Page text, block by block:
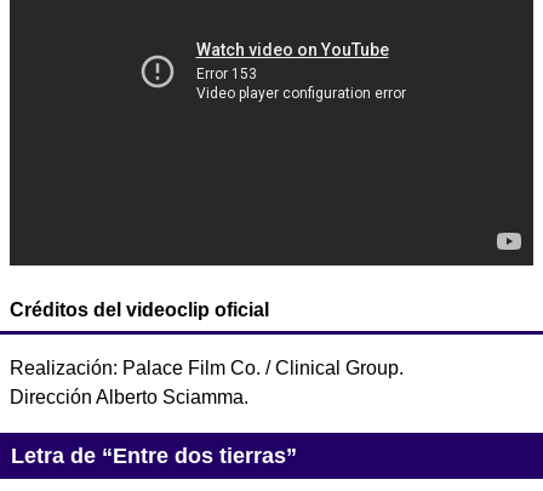
Créditos del videoclip oficial
Realización: Palace Film Co. / Clinical Group.
Dirección Alberto Sciamma.
Letra de “Entre dos tierras”